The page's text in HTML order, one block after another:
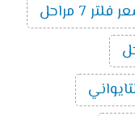
7 مراحل